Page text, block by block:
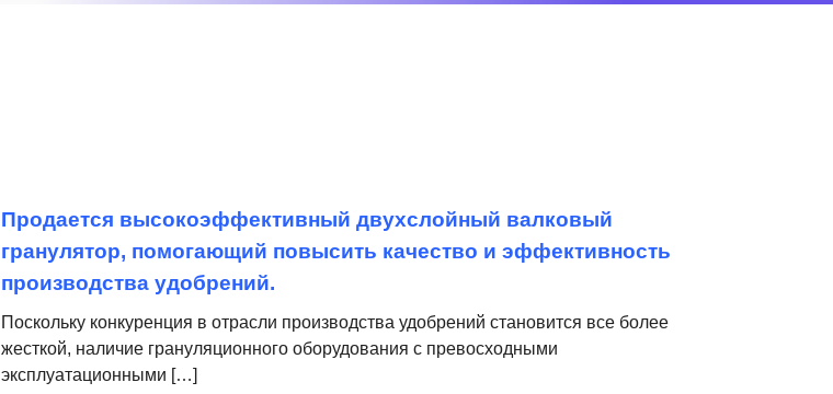
Продается высокоэффективный двухслойный валковый
гранулятор, помогающий повысить качество и эффективность
производства удобрений.
Поскольку конкуренция в отрасли производства удобрений становится все более
жесткой, наличие грануляционного оборудования с превосходными
эксплуатационными […]